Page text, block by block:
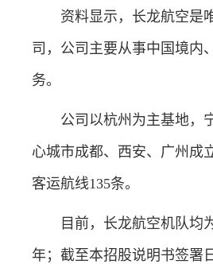
资料显示，长龙航空是唯
司，公司主要从事中国境内
务。
公司以杭州为主基地，宁
心城市成都、西安、广州成
客运航线135条。
目前，长龙航空机队均为
年；截至本招股说明书签署